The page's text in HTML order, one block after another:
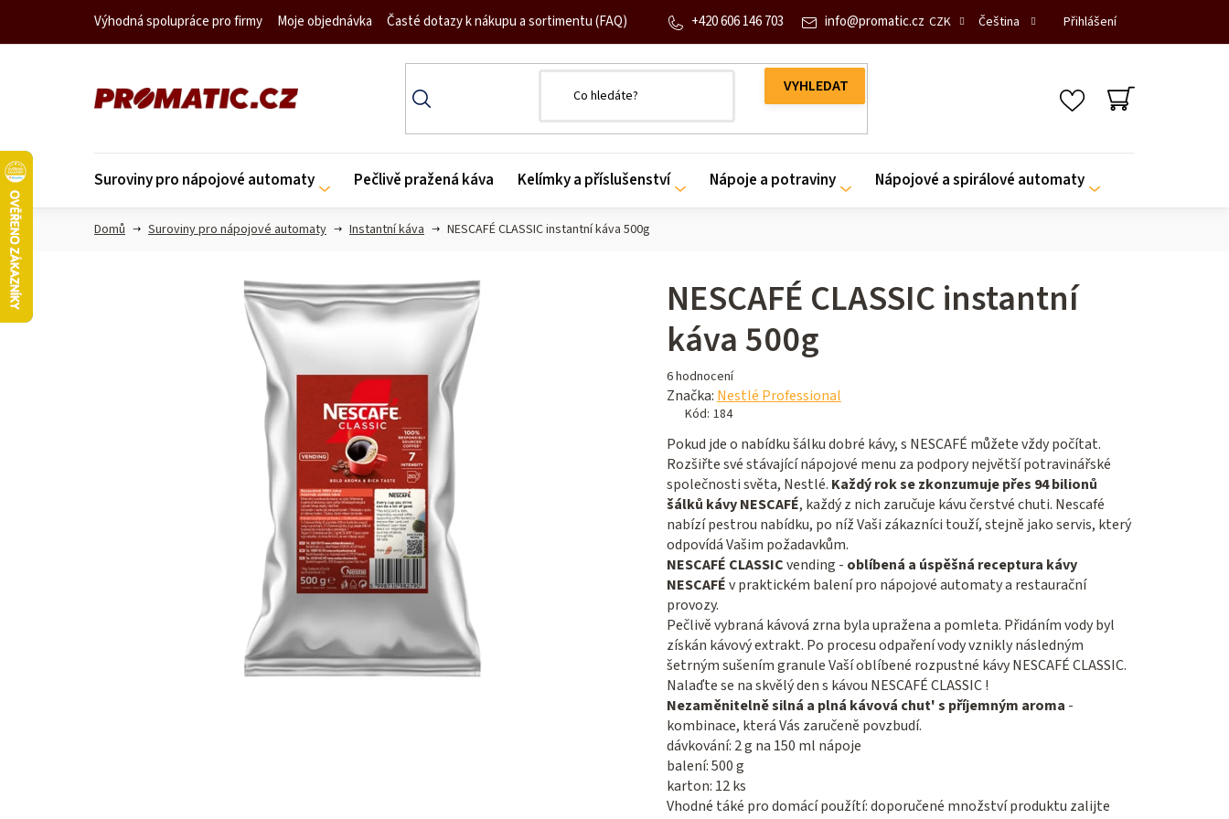
obsah
Výhodná spolupráce pro firmy Moje objednávka Časté dotazy k nákupu a sortimentu (FAQ) CZK Čeština Přihlášení
info@promatic.cz
+420 606 146 703
NÁKUPNÍ
Suroviny pro nápojové automaty Pečlivě pražená káva Kelímky a příslušenství Nápoje a potraviny Nápojové a spirálové automaty
Domů Suroviny pro nápojové automaty Instantní káva NESCAFÉ CLASSIC instantní káva 500g
NESCAFÉ CLASSIC instantní
káva 500g
Průměrné
hodnocení
produktu
je
5,0
z 5
hvězdiček.
6 hodnocení
Značka: Nestlé Professional
Kód: 184
Pokud jde o nabídku šálku dobré kávy, s NESCAFÉ můžete vždy počítat.
Rozšiřte své stávající nápojové menu za podpory největší potravinářské
společnosti světa, Nestlé. Každý rok se zkonzumuje přes 94 bilionů
šálků kávy NESCAFÉ, každý z nich zaručuje kávu čerstvé chuti. Nescafé
nabízí pestrou nabídku, po níž Vaši zákazníci touží, stejně jako servis, který
odpovídá Vašim požadavkům.
NESCAFÉ CLASSICvending - oblíbená a úspěšná receptura kávy
NESCAFÉv praktickém balení pro nápojové automaty a restaurační
provozy.
Pečlivě vybraná kávová zrna byla upražena a pomleta. Přidáním vody byl
získán kávový extrakt. Po procesu odpaření vody vznikly následným
šetrným sušením granule Vaší oblíbené rozpustné kávy NESCAFÉ CLASSIC.
Nalaďte se na skvělý den s kávou NESCAFÉ CLASSIC !
Nezaměnitelně silná a plná kávová chut' s příjemným aroma -
kombinace, která Vás zaručeně povzbudí.
dávkování: 2 g na 150 ml nápoje
balení: 500 g
karton: 12 ks
Vhodné táké pro domácí použítí: doporučené množství produktu zalijte